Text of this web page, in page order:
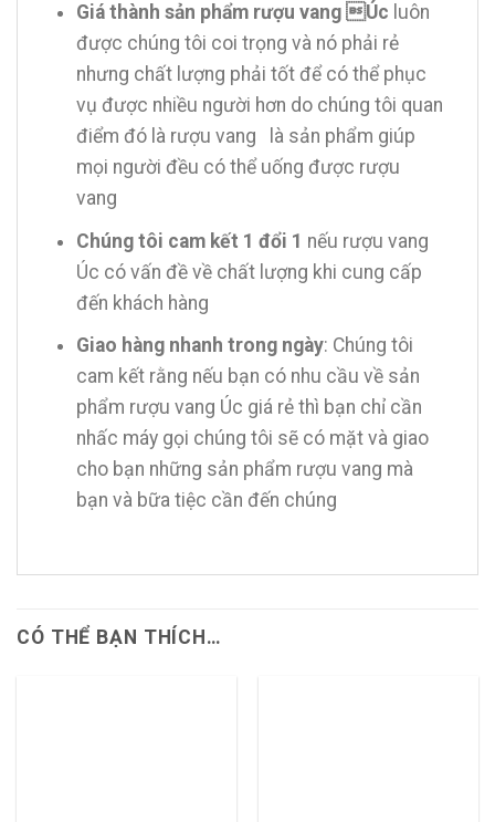
Giá thành sản phẩm rượu vang Úc luôn
được chúng tôi coi trọng và nó phải rẻ
nhưng chất lượng phải tốt để có thể phục
vụ được nhiều người hơn do chúng tôi quan
điểm đó là rượu vang là sản phẩm giúp
mọi người đều có thể uống được rượu
vang
Chúng tôi cam kết 1 đổi 1 nếu rượu vang
Úc có vấn đề về chất lượng khi cung cấp
đến khách hàng
Giao hàng nhanh trong ngày: Chúng tôi
cam kết rằng nếu bạn có nhu cầu về sản
phẩm rượu vang Úc giá rẻ thì bạn chỉ cần
nhấc máy gọi chúng tôi sẽ có mặt và giao
cho bạn những sản phẩm rượu vang mà
bạn và bữa tiệc cần đến chúng
CÓ THỂ BẠN THÍCH…